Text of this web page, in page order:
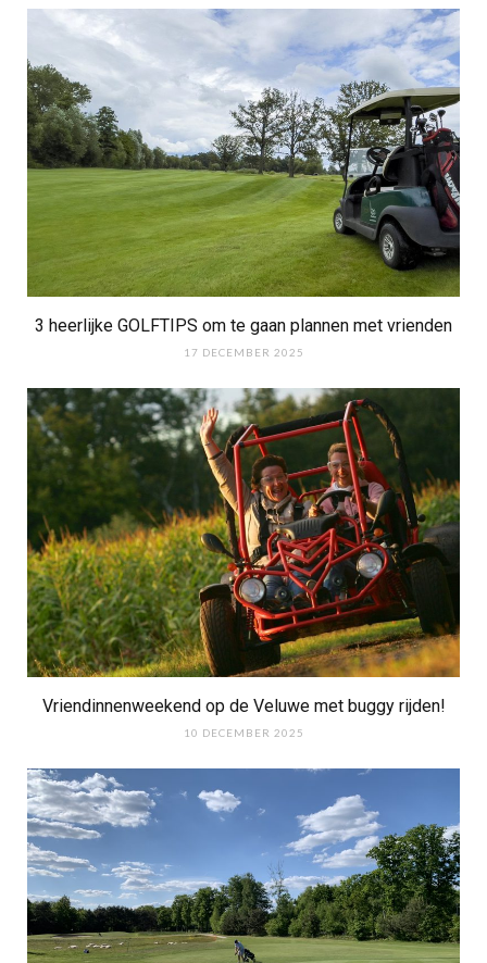
3 heerlijke GOLFTIPS om te gaan plannen met vrienden
17 DECEMBER 2025
Vriendinnenweekend op de Veluwe met buggy rijden!
10 DECEMBER 2025